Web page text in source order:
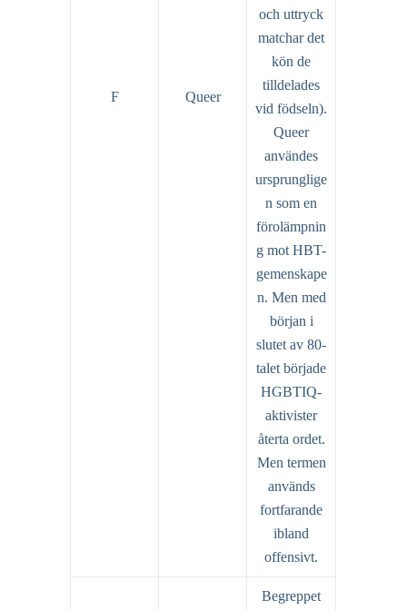
F Queer
och uttryck
matchar det
kön de
tilldelades
vid födseln).
Queer
användes
ursprunglige
n som en
förolämpnin
g mot HBT-
gemenskape
n. Men med
början i
slutet av 80-
talet började
HGBTIQ-
aktivister
återta ordet.
Men termen
används
fortfarande
ibland
offensivt.
Begreppet